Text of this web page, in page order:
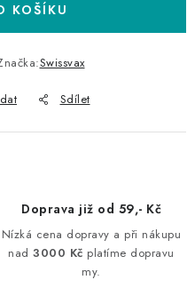
KOŠÍKU
Swissvax
Sdílet
Doprava již od 59,- Kč
Nízká cena dopravy a při nákupu
nad3000 Kč platíme dopravu
my.